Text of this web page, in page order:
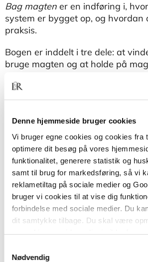
Denne hjemmeside bruger cookies
Vi bruger egne cookies og cookies fra
optimere dit besøg på vores
funktionalitet, generere statistik og
samt til brug for markedsføring, så vi
reklametiltag på sociale medier og
bruger vi cookies til at vise dig
forbindelse med sociale medier. Du
dit samtykke tilbage. Du skal være
vores hjemmeside muligvis ikke
Nødvendig
Bag magten er en indføring i,
system er bygget op, og hvordan
praksis.
Bogen er inddelt i tre dele: at
bruge magten og at holde på
Andre har også købt